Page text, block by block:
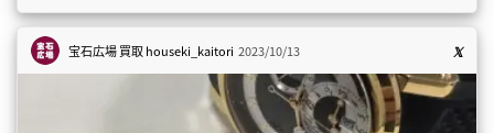
宝石広場 買取houseki_kaitori 2023/10/13